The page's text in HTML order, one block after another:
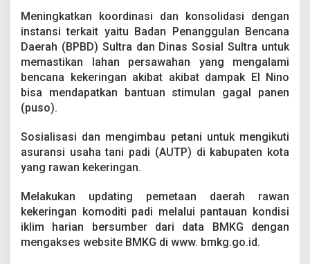
Meningkatkan koordinasi dan konsolidasi dengan
instansi terkait yaitu Badan Penanggulan Bencana
Daerah (BPBD) Sultra dan Dinas Sosial Sultra untuk
memastikan lahan persawahan yang mengalami
bencana kekeringan akibat akibat dampak El Nino
bisa mendapatkan bantuan stimulan gagal panen
(puso).
Sosialisasi dan mengimbau petani untuk mengikuti
asuransi usaha tani padi (AUTP) di kabupaten kota
yang rawan kekeringan.
Melakukan updating pemetaan daerah rawan
kekeringan komoditi padi melalui pantauan kondisi
iklim harian bersumber dari data BMKG dengan
mengakses website BMKG di www. bmkg.go.id.